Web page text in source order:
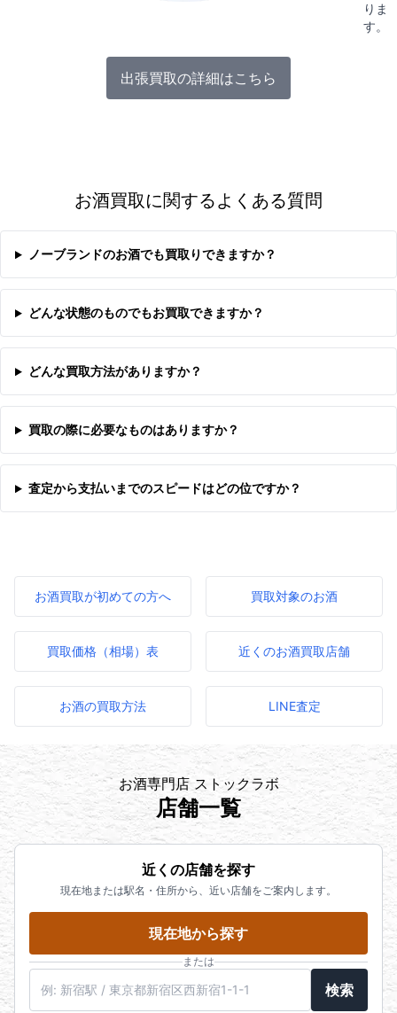
りま
す。
出張買取の詳細はこちら
お酒買取に関するよくある質問
ノーブランドのお酒でも買取りできますか？
どんな状態のものでもお買取できますか？
どんな買取方法がありますか？
買取の際に必要なものはありますか？
査定から支払いまでのスピードはどの位ですか？
お酒買取が初めての方へ 買取対象のお酒
買取価格（相場）表 近くのお酒買取店舗
お酒の買取方法 LINE査定
お酒専門店 ストックラボ
店舗一覧
近くの店舗を探す
現在地または駅名・住所から、近い店舗をご案内します。
現在地から探す
または
検索